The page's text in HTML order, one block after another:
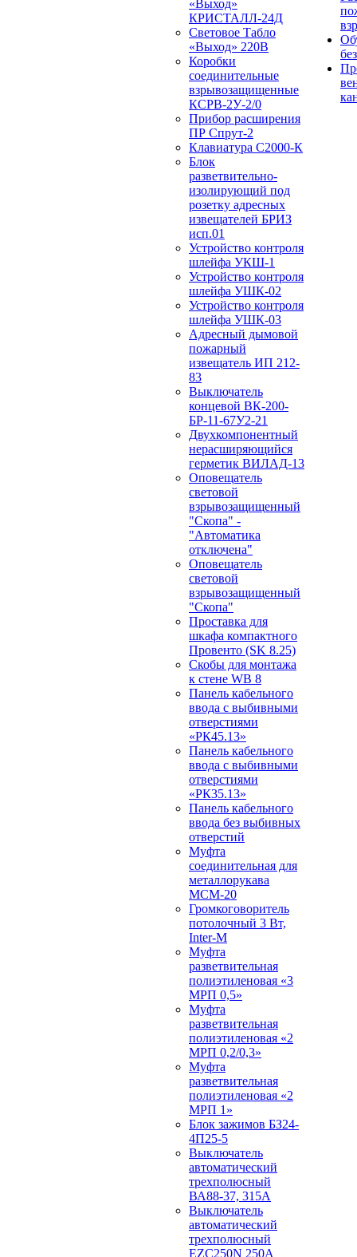
«Выход»
КРИСТАЛЛ-24Д
Световое Табло
«Выход» 220В
Коробки
соединительные
взрывозащищенные
КСРВ-2У-2/0
Прибор расширения
ПР Спрут-2
Клавиатура С2000-К
Блок
разветвительно-
изолирующий под
розетку адресных
извещателей БРИЗ
исп.01
Устройство контроля
шлейфа УКШ-1
Устройство контроля
шлейфа УШК-02
Устройство контроля
шлейфа УШК-03
Адресный дымовой
пожарный
извещатель ИП 212-
83
Выключатель
концевой ВК-200-
БР-11-67У2-21
Двухкомпонентный
нерасширяющийся
герметик ВИЛАД-13
Оповещатель
световой
взрывозащищенный
"Скопа" -
"Автоматика
отключена"
Оповещатель
световой
взрывозащищенный
"Скопа"
Проставка для
шкафа компактного
Провенто (SK 8.25)
Скобы для монтажа
к стене WB 8
Панель кабельного
ввода с выбивными
отверстиями
«РК45.13»
Панель кабельного
ввода с выбивными
отверстиями
«РК35.13»
Панель кабельного
ввода без выбивных
отверстий
Муфта
соединительная для
металлорукава
МСМ-20
Громкоговоритель
потолочный 3 Вт,
Inter-M
Муфта
разветвительная
полиэтиленовая «3
МРП 0,5»
Муфта
разветвительная
полиэтиленовая «2
МРП 0,2/0,3»
Муфта
разветвительная
полиэтиленовая «2
МРП 1»
Блок зажимов БЗ24-
4П25-5
Выключатель
автоматический
трехполюсный
ВА88-37, 315А
Выключатель
автоматический
трехполюсный
EZC250N 250А